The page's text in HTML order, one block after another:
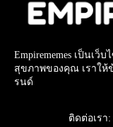
Empirememes เป็นเ
สุขภาพของคุณ เราให้
รนด์
ติดต่อเรา: